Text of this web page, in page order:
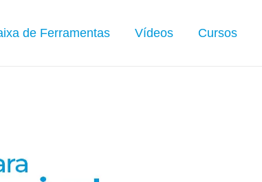
de Ferramentas Vídeos Cursos